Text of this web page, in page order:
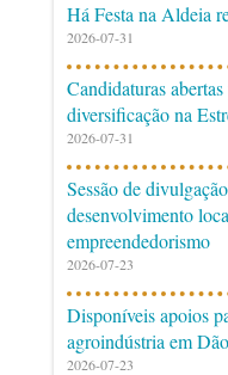
Há Festa na Aldeia
2026-07-31
Candidaturas
diversificação na
2026-07-31
Sessão de
desenvolvimento
empreendedorismo
2026-07-23
Disponíveis apoios
agroindústria em
2026-07-23